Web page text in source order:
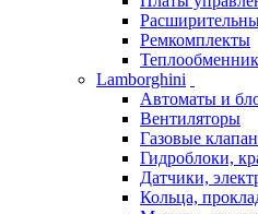
Ремкомплекты
Lamborghini
Автоматы и
Вентиляторы
Газовые
Гидроблоки,
Датчики,
Кольца,